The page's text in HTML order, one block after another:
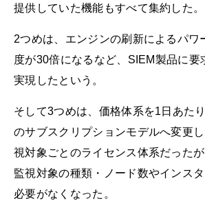
提供していた機能もすべて集約した。
2つめは、エンジンの刷新によるパワ
度が30倍になるなど、SIEM製品に要
実現したという。
そして3つめは、価格体系を1日あた
のサブスクリプションモデルへ変更
視対象ごとのライセンス体系だった
監視対象の種類・ノード数やインス
必要がなくなった。